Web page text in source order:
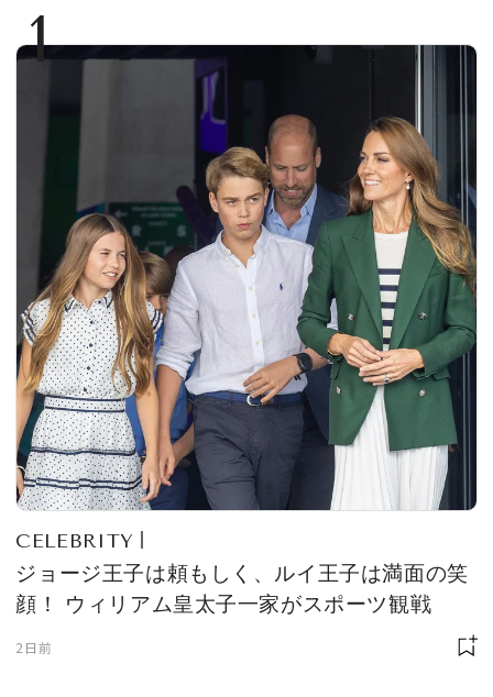
1
CELEBRITY
ジョージ王子は頼もしく、ルイ王子は満面の笑
顔！ ウィリアム皇太子一家がスポーツ観戦
2日前